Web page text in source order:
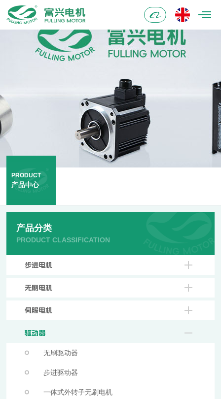
阿
里
巴
PRODUCT
产品中心
产品分类
PRODUCT CLASSIFICATION
步进电机
无刷电机
伺服电机
驱动器
无刷驱动器
步进驱动器
一体式外转子无刷电机